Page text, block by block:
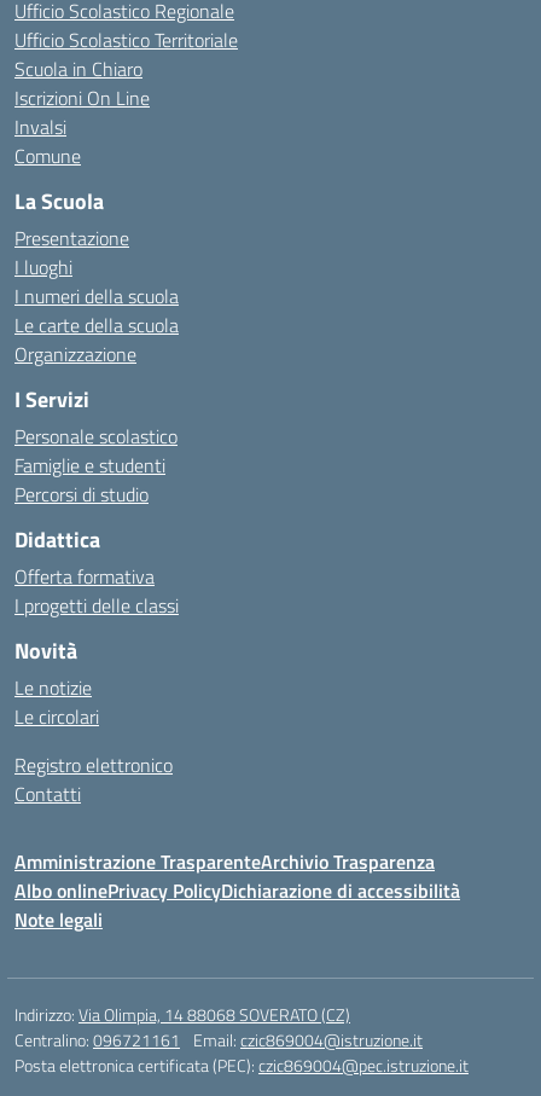
Ufficio Scolastico Regionale
Ufficio Scolastico Territoriale
Scuola in Chiaro
Iscrizioni On Line
Invalsi
Comune
La Scuola
Presentazione
I luoghi
I numeri della scuola
Le carte della scuola
Organizzazione
I Servizi
Personale scolastico
Famiglie e studenti
Percorsi di studio
Didattica
Offerta formativa
I progetti delle classi
Novità
Le notizie
Le circolari
Registro elettronico
Contatti
Amministrazione TrasparenteArchivio Trasparenza
Albo onlinePrivacy PolicyDichiarazione di accessibilità
Note legali
Indirizzo:Via Olimpia, 14 88068 SOVERATO (CZ)
Centralino:096721161 Email:czic869004@istruzione.it
Posta elettronica certificata (PEC):czic869004@pec.istruzione.it